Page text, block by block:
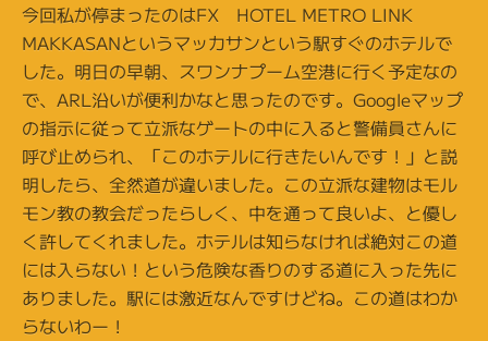
今回私が停まったのはFX HOTEL METRO LINK
MAKKASANというマッカサンという駅すぐのホテルで
した。明日の早朝、スワンナプーム空港に行く予定なの
で、ARL沿いが便利かなと思ったのです。Googleマップ
の指示に従って立派なゲートの中に入ると警備員さんに
呼び止められ、「このホテルに行きたいんです！」と説
明したら、全然道が違いました。この立派な建物はモル
モン教の教会だったらしく、中を通って良いよ、と優し
く許してくれました。ホテルは知らなければ絶対この道
には入らない！という危険な香りのする道に入った先に
ありました。駅には激近なんですけどね。この道はわか
らないわー！